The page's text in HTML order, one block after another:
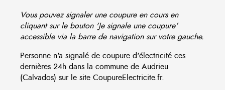
Vous pouvez signaler une coupure en cours en
cliquant sur le bouton 'Je signale une coupure'
accessible via la barre de navigation sur votre gauche.
Personne n'a signalé de coupure d'électricité ces
dernières 24h dans la commune de Audrieu
(Calvados) sur le site CoupureElectricite.fr.